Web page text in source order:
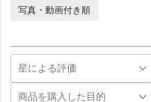
写真・動画付き順